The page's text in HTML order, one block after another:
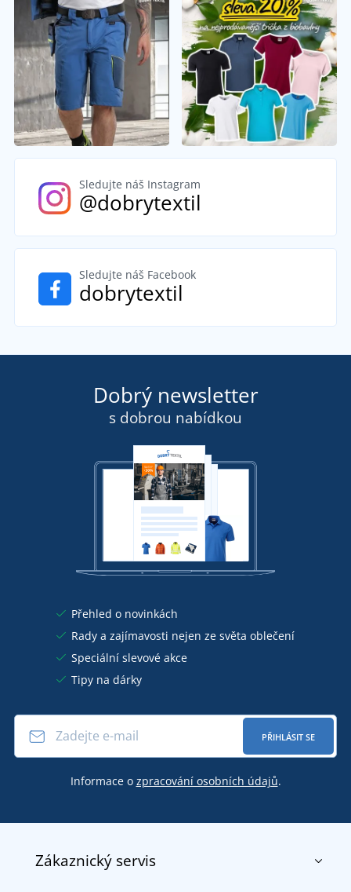
Sledujte náš Instagram
@dobrytextil
Sledujte náš Facebook
dobrytextil
Dobrý newsletter
s dobrou nabídkou
Přehled o novinkách
Rady a zajímavosti nejen ze světa oblečení
Speciální slevové akce
Tipy na dárky
PŘIHLÁSIT SE
Informace o zpracování osobních údajů.
Zákaznický servis